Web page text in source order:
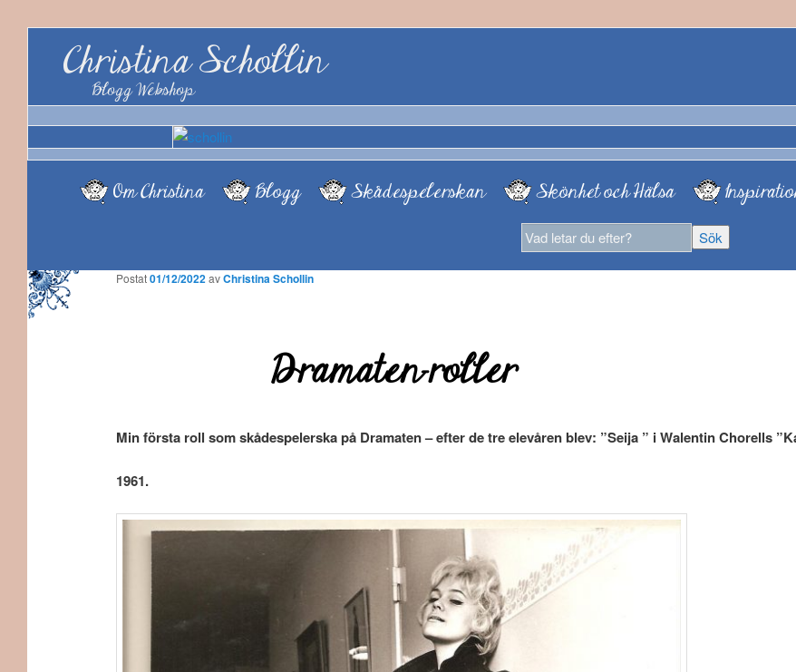
Christina Schollin
Blogg Webshop
Om Christina Blogg Skådespelerskan Skönhet och Hälsa
Dramaten-roller
Postat01/12/2022 avChristina Schollin
Min första roll som skådespelerska på Dramaten – efter de tre elevåren blev: ”Seija ” i Walentin Chorells
1961.